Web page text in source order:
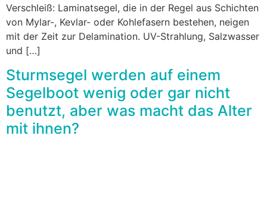
Verschleiß: Laminatsegel, die in der Regel aus Schichten
von Mylar-, Kevlar- oder Kohlefasern bestehen, neigen
mit der Zeit zur Delamination. UV-Strahlung, Salzwasser
und […]
Sturmsegel werden auf einem
Segelboot wenig oder gar nicht
benutzt, aber was macht das Alter
mit ihnen?